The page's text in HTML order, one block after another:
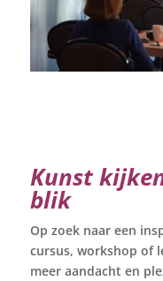
Kunst
blik
Op zoek naar een
cursus, workshop of
meer aandacht en